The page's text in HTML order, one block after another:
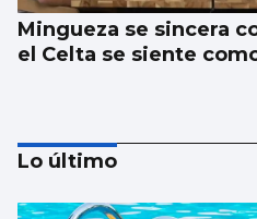
Mingueza se sincera
el Celta se siente
Lo último